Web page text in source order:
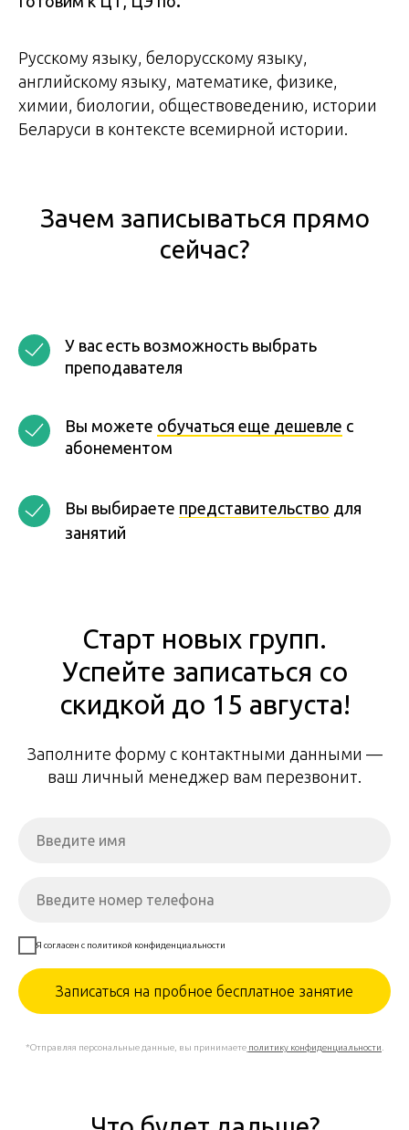
Русскому языку, белорусскому языку,
английскому языку, математике, физике,
химии, биологии, обществоведению, истории
Беларуси в контексте всемирной истории.
Зачем записываться прямо
сейчас?
У вас есть возможность выбрать
преподавателя
Вы можете обучаться еще дешевле с
абонементом
Вы выбираете представительство для
занятий
Старт новых групп.
Успейте записаться со
скидкой до 15 августа!
Заполните форму с контактными данными —
ваш личный менеджер вам перезвонит.
Я согласен с политикой конфиденциальности
Записаться на пробное бесплатное занятие
*Отправляя персональные данные, вы принимаете политику конфиденциальности